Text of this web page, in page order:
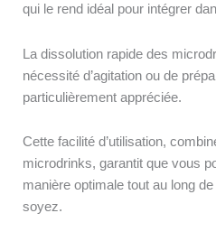
qui le rend idéal pour intégrer
La dissolution rapide des
nécessité d’agitation ou de
particulièrement appréciée.
Cette facilité d’utilisation,
microdrinks, garantit que vous
manière optimale tout au long
soyez.